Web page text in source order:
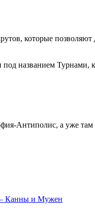
которые позволяют
названием Турнами,
Антиполис, а уже там
Канны и Мужен